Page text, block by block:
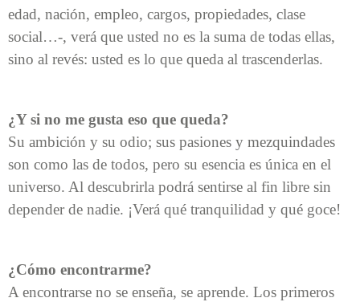
edad, nación, empleo, cargos, propiedades, clase
social…-, verá que usted no es la suma de todas ellas,
sino al revés: usted es lo que queda al trascenderlas.
¿Y si no me gusta eso que queda?
Su ambición y su odio; sus pasiones y mezquindades
son como las de todos, pero su esencia es única en el
universo. Al descubrirla podrá sentirse al fin libre sin
depender de nadie. ¡Verá qué tranquilidad y qué goce!
¿Cómo encontrarme?
A encontrarse no se enseña, se aprende. Los primeros